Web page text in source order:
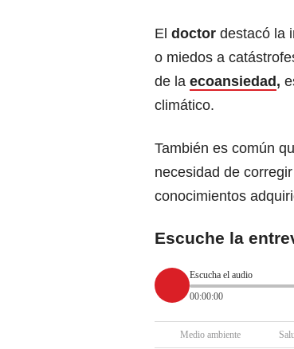
El doctor destacó la
o miedos a
de la ecoansiedad ,
climático.
También es común
necesidad de
conocimientos
Escuche la
Escucha el audio
00:00:00
Medio ambiente